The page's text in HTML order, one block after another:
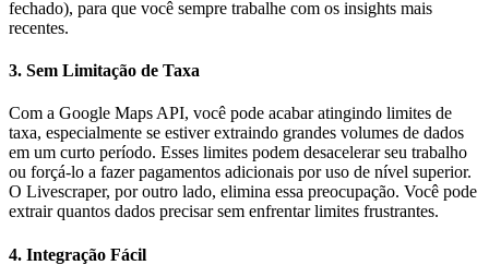
fechado), para que você sempre trabalhe com os insights mais
recentes.
3. Sem Limitação de Taxa
Com a Google Maps API, você pode acabar atingindo limites de
taxa, especialmente se estiver extraindo grandes volumes de dados
em um curto período. Esses limites podem desacelerar seu trabalho
ou forçá-lo a fazer pagamentos adicionais por uso de nível superior.
O Livescraper, por outro lado, elimina essa preocupação. Você pode
extrair quantos dados precisar sem enfrentar limites frustrantes.
4. Integração Fácil